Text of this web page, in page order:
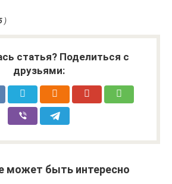
)
статья? Поделиться с
друзьями:
может быть интересно